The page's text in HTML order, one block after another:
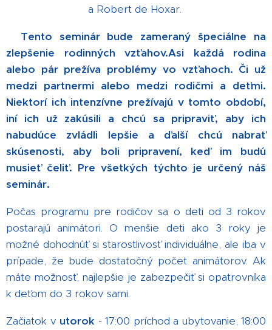
a Robert de Hoxar.
Tento seminár bude zameraný špeciálne na
zlepšenie rodinných vzťahov.Asi každá rodina
alebo pár prežíva problémy vo vzťahoch. Či už
medzi partnermi alebo medzi rodičmi a deťmi.
Niektorí ich intenzívne prežívajú v tomto období,
iní ich už zakúsili a chcú sa pripraviť, aby ich
nabudúce zvládli lepšie a ďalší chcú nabrať
skúsenosti, aby boli pripravení, keď im budú
musieť čeliť. Pre všetkých týchto je určený náš
seminár.
Počas programu pre rodičov sa o deti od 3 rokov
postarajú animátori. O menšie deti ako 3 roky je
možné dohodnúť si starostlivosť individuálne, ale iba v
prípade, že bude dostatočný počet animátorov. Ak
máte možnosť, najlepšie je zabezpečiť si opatrovníka
k deťom do 3 rokov sami.
Začiatok v utorok - 17:00 príchod a ubytovanie, 18:00